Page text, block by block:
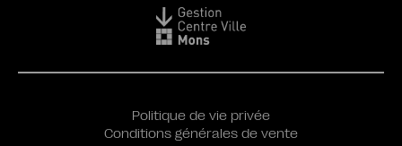
Politique de vie privée
Conditions générales de vente